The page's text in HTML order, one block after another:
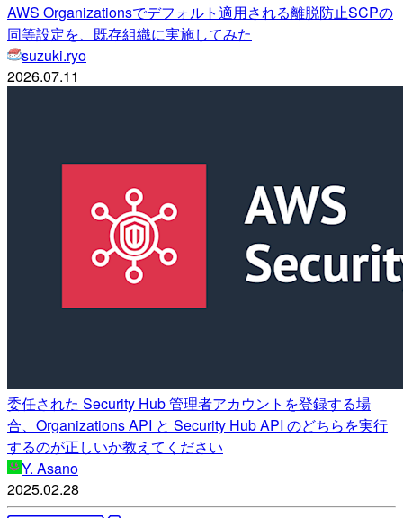
AWS Organizationsでデフォルト適用される離脱防止SCPの
同等設定を、既存組織に実施してみた
suzuki.ryo
2026.07.11
委任された Security Hub 管理者アカウントを登録する場
合、Organizations API と Security Hub API のどちらを実行
するのが正しいか教えてください
Y. Asano
2025.02.28